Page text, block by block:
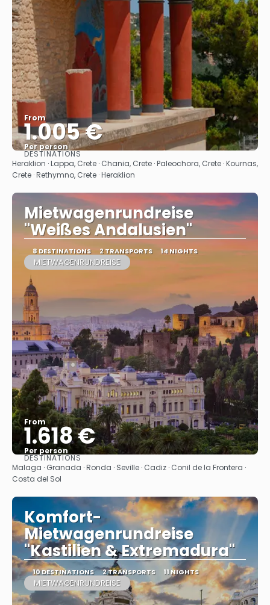
From
1.005 €
Per person
See
DESTINATIONS
Heraklion · Lappa, Crete · Chania, Crete · Paleochora, Crete · Kournas,
Crete · Rethymno, Crete · Heraklion
Mietwagenrundreise
"Weißes Andalusien"
8 DESTINATIONS 2 TRANSPORTS 14 NIGHTS
MIETWAGENRUNDREISE
From
1.618 €
Per person
See
DESTINATIONS
Malaga · Granada · Ronda · Seville · Cadiz · Conil de la Frontera ·
Costa del Sol
Komfort-
Mietwagenrundreise
"Kastilien & Extremadura"
10 DESTINATIONS 2 TRANSPORTS 11 NIGHTS
MIETWAGENRUNDREISE